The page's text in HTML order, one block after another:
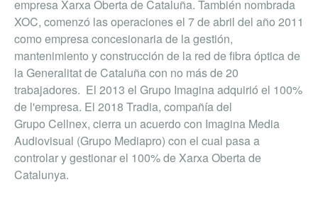
empresa Xarxa Oberta de Cataluña. También nombrada
XOC, comenzó las operaciones el 7 de abril del año 2011
como empresa concesionaria de la gestión,
mantenimiento y construcción de la red de fibra óptica de
la Generalitat de Cataluña con no más de 20
trabajadores. El 2013 el Grupo Imagina adquirió el 100%
de l'empresa. El 2018 Tradia, compañía del
Grupo Cellnex, cierra un acuerdo con Imagina Media
Audiovisual (Grupo Mediapro) con el cual pasa a
controlar y gestionar el 100% de Xarxa Oberta de
Catalunya.